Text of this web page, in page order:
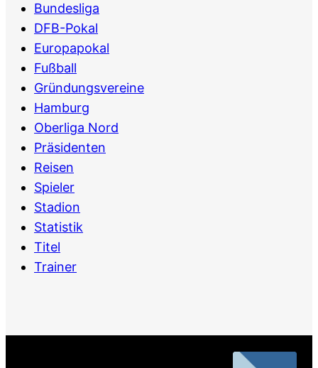
Bundesliga
DFB-Pokal
Europapokal
Fußball
Gründungsvereine
Hamburg
Oberliga Nord
Präsidenten
Reisen
Spieler
Stadion
Statistik
Titel
Trainer